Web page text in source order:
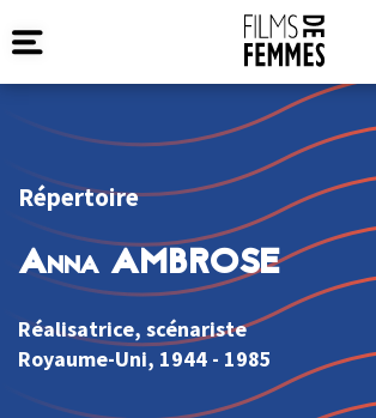
Répertoire
Anna AMBROSE
Réalisatrice, scénariste
Royaume-Uni, 1944 - 1985